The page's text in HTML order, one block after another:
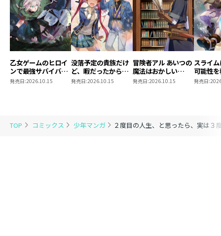
TOP コミックス 少年マンガ ２度目の人生、と思ったら、実は３
乙女ゲームのヒロイ
ンで最強サバイバル
@COMIC 第9巻
発売日:2026.10.15
没落予定の貴族だけ
ど、暇だったから魔
法を極めてみた
発売日:2026.10.15
冒険者アル あいつの
魔法はおかしい
@COMIC 第5巻
発売日:2026.10.15
スライ
可能性
～２回
発売日: